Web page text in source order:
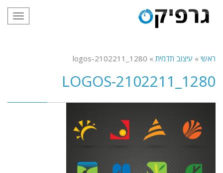
ראשי » עיצוב תדמית »
logos-2102211_1280
LOGOS-2102211_1280